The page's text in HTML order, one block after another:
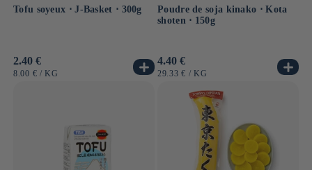
Tofu soyeux ⋅ J-Basket ⋅ 300g
Prix
habituel
2.40 €
PRIX
8.00 € / PAR
KG
Poudre de soja kinako ⋅ Kota
shoten ⋅ 150g
Prix
habituel
4.40 €
PRIX
29.33 € / PAR
KG